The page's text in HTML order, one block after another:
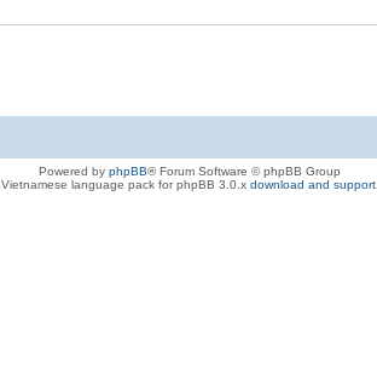
Powered by phpBB® Forum Software © phpBB Group
Vietnamese language pack for phpBB 3.0.x download and support.